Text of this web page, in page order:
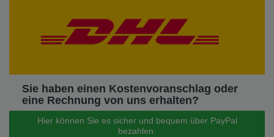
Sie haben einen Kostenvoranschlag oder
eine Rechnung von uns erhalten?
Hier können Sie es sicher und bequem über PayPal
bezahlen.